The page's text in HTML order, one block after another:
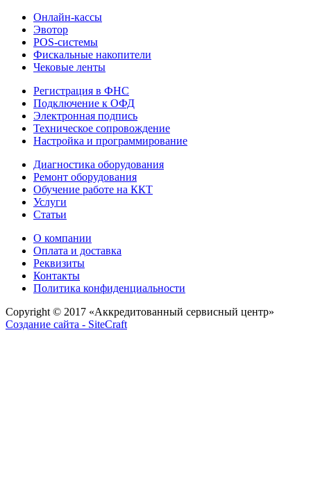
Онлайн-кассы
Эвотор
POS-системы
Фискальные накопители
Чековые ленты
Регистрация в ФНС
Подключение к ОФД
Электронная подпись
Техническое сопровождение
Настройка и программирование
Диагностика оборудования
Ремонт оборудования
Обучение работе на ККТ
Услуги
Статьи
О компании
Оплата и доставка
Реквизиты
Контакты
Политика конфиденциальности
Copyright © 2017 «Аккредитованный сервисный центр»
Создание сайта - SiteCraft